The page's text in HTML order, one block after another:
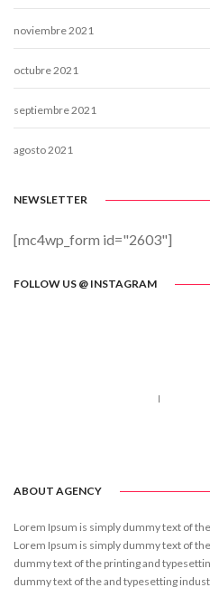
noviembre 2021
octubre 2021
septiembre 2021
agosto 2021
NEWSLETTER
[mc4wp_form id="2603"]
FOLLOW US @ INSTAGRAM
ABOUT AGENCY
Lorem Ipsum is simply dummy text of
Lorem Ipsum is simply dummy text of
dummy text of the printing and
dummy text of the and typesetting